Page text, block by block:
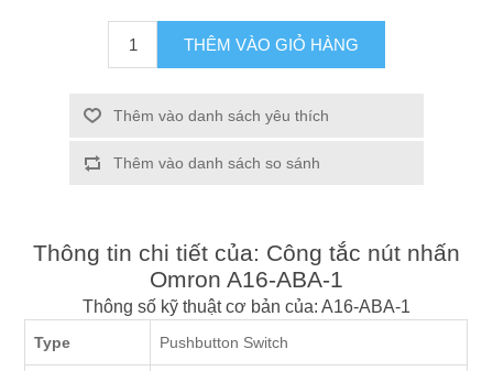
THÊM VÀO GIỎ HÀNG
Thêm vào danh sách yêu thích
Thêm vào danh sách so sánh
Thông tin chi tiết của: Công tắc nút nhấn
Omron A16-ABA-1
Thông số kỹ thuật cơ bản của: A16-ABA-1
Type Pushbutton Switch